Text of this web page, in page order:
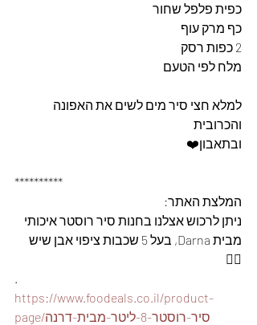
כפית פלפל שחור
כף מרק עוף
2 כפות רסק
מלח לפי הטעם
למלא חצי סיר מים לשים את האפונה
והכרובית
ובתאבון❤️
**********
המלצת האתר:
ניתן לרכוש אצלנו בחנות סיר רוסטר איכותי
מבית Darna, בעל 5 שכבות ציפוי אבן שיש
👇🏽
.
https://www.foodeals.co.il/product-
page/סיר-רוסטר-8-ליטר-מבית-דרנה